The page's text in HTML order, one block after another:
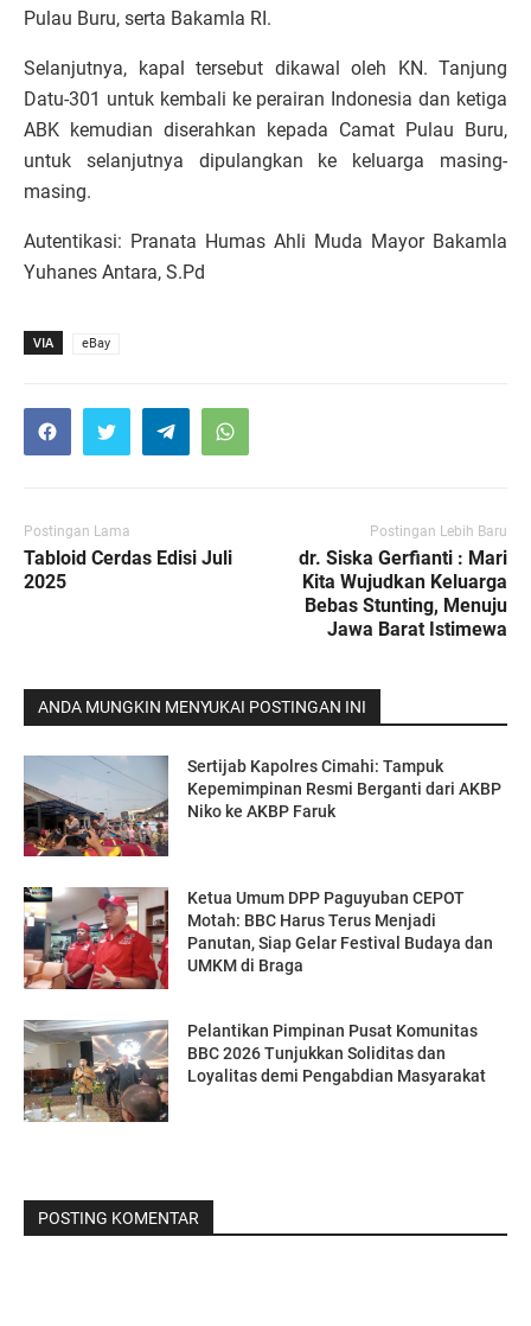
Pulau Buru, serta Bakamla RI.
Selanjutnya, kapal tersebut dikawal oleh KN. Tanjung
Datu-301 untuk kembali ke perairan Indonesia dan ketiga
ABK kemudian diserahkan kepada Camat Pulau Buru,
untuk selanjutnya dipulangkan ke keluarga masing-
masing.
Autentikasi: Pranata Humas Ahli Muda Mayor Bakamla
Yuhanes Antara, S.Pd
VIA eBay
Postingan Lama
Tabloid Cerdas Edisi Juli
2025
Postingan Lebih Baru
dr. Siska Gerfianti : Mari
Kita Wujudkan Keluarga
Bebas Stunting, Menuju
Jawa Barat Istimewa
ANDA MUNGKIN MENYUKAI POSTINGAN INI
Sertijab Kapolres Cimahi: Tampuk
Kepemimpinan Resmi Berganti dari AKBP
Niko ke AKBP Faruk
Ketua Umum DPP Paguyuban CEPOT
Motah: BBC Harus Terus Menjadi
Panutan, Siap Gelar Festival Budaya dan
UMKM di Braga
Pelantikan Pimpinan Pusat Komunitas
BBC 2026 Tunjukkan Soliditas dan
Loyalitas demi Pengabdian Masyarakat
POSTING KOMENTAR